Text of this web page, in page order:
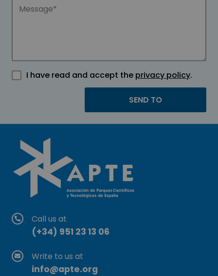
I have read and accept the privacy policy.
Call us at
(+34) 951 23 13 06
Write to us at
info@apte.org